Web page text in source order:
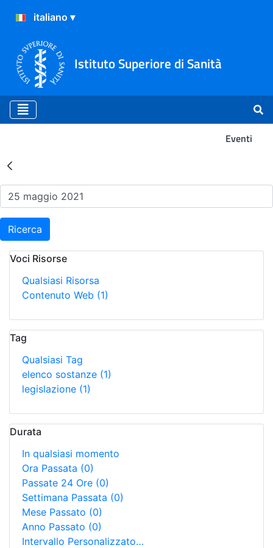
Istituto Superiore di Sanità
Eventi
Risultati della Ricerca -
Ricerca
Voci Risorse
Qualsiasi Risorsa
Contenuto Web (1)
Tag
Qualsiasi Tag
elenco sostanze (1)
legislazione (1)
Durata
In qualsiasi momento
Ora Passata (0)
Passate 24 Ore (0)
Settimana Passata (0)
Mese Passato (0)
Anno Passato (0)
Intervallo Personalizzato…